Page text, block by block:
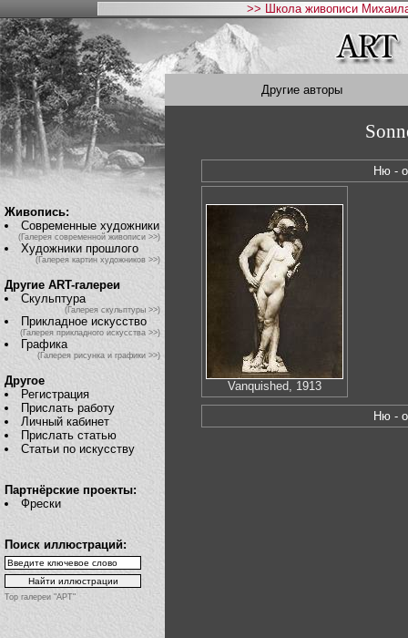
>> Школа живописи
Живопись:
Современные художники
(Галерея современной живописи >>)
Художники прошлого
(Галерея картин художников >>)
Другие ART-галереи
Скульптура
(Галерея скульптуры >>)
Прикладное искусство
(Галерея прикладного искусства >>)
Графика
(Галерея рисунка и графики >>)
Другое
Регистрация
Прислать работу
Личный кабинет
Прислать статью
Статьи по искусству
Партнёрские проекты:
Фрески
Поиск иллюстраций:
Top галереи "АРТ"
Другие авторы
Ню -
Vanquished, 1913
Ню -